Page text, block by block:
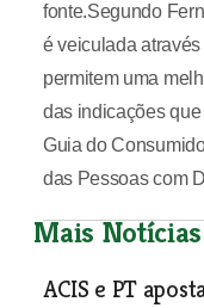
fonte.Segundo
é veiculada
permitem uma
das indicações que
Guia do
das Pessoas com
Mais Notícias
ACIS e PT